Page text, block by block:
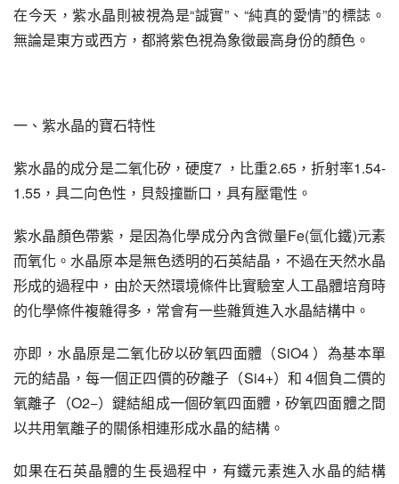
在今天，紫水晶則被視為是“誠實”、“純真的愛情”的標誌。
無論是東方或西方，都將紫色視為象徵最高身份的顏色。
一、紫水晶的寶石特性
紫水晶的成分是二氧化矽，硬度7 ，比重2.65，折射率1.54-
1.55，具二向色性，貝殼撞斷口，具有壓電性。
紫水晶顏色帶紫，是因為化學成分內含微量Fe(氫化鐵)元素
而氧化。水晶原本是無色透明的石英結晶，不過在天然水晶
形成的過程中，由於天然環境條件比實驗室人工晶體培育時
的化學條件複雜得多，常會有一些雜質進入水晶結構中。
亦即，水晶原是二氧化矽以矽氧四面體（SiO4 ）為基本單
元的結晶，每一個正四價的矽離子（Si4+）和 4個負二價的
氧離子（O2−）鍵結組成一個矽氧四面體，矽氧四面體之間
以共用氧離子的關係相連形成水晶的結構。
如果在石英晶體的生長過程中，有鐵元素進入水晶的結構